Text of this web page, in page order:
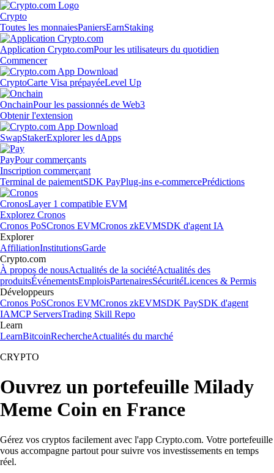
Crypto
Toutes les monnaiesPaniersEarnStaking
Application Crypto.comPour les utilisateurs du quotidien
Commencer
CryptoCarte Visa prépayéeLevel Up
OnchainPour les passionnés de Web3
Obtenir l'extension
SwapStakerExplorer les dApps
PayPour commerçants
Inscription commerçant
Terminal de paiementSDK PayPlug-ins e-commercePrédictions
CronosLayer 1 compatible EVM
Explorez Cronos
Cronos PoSCronos EVMCronos zkEVMSDK d'agent IA
Explorer
AffiliationInstitutionsGarde
Crypto.com
À propos de nousActualités de la sociétéActualités des
produitsÉvénementsEmploisPartenairesSécuritéLicences & Permis
Développeurs
Cronos PoSCronos EVMCronos zkEVMSDK PaySDK d'agent
IAMCP ServersTrading Skill Repo
Learn
LearnBitcoinRechercheActualités du marché
CRYPTO
Ouvrez un portefeuille Milady
Meme Coin en France
Gérez vos cryptos facilement avec l'app Crypto.com. Votre portefeuille
vous accompagne partout pour suivre vos investissements en temps
réel.